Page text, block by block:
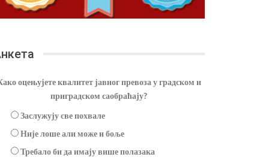
оцењујете квалитет јавног превоза у градском и
приградском саобраћају?
Заслужују све похвале
Није лоше али може и боље
Требало би да имају више полазака